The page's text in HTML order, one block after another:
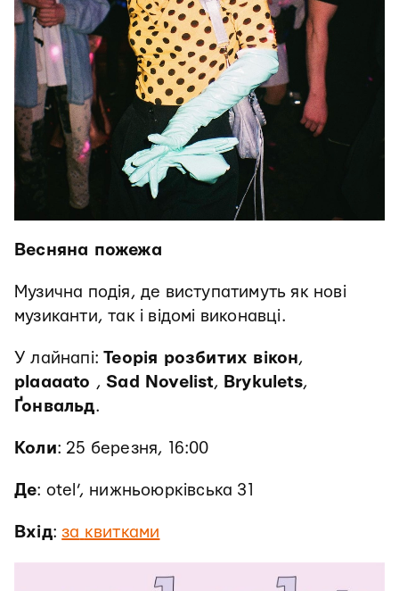
Весняна пожежа
Музична подія, де виступатимуть як нові
музиканти, так і відомі виконавці.
У лайнапі:Теорія розбитих вікон,
plaaaato , Sad Novelist, Brykulets,
Ґонвальд.
Коли: 25 березня, 16:00
Де: otel’, нижньоюрківська 31
Вхід: за квитками